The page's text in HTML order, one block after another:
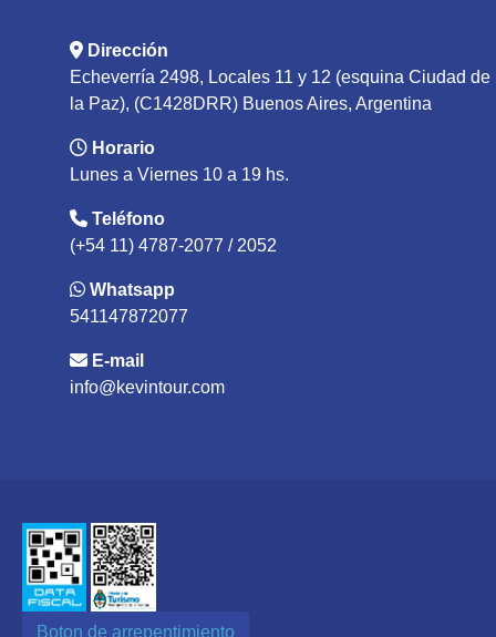
Dirección
Echeverría 2498, Locales 11 y 12 (esquina Ciudad de
la Paz), (C1428DRR) Buenos Aires, Argentina
Horario
Lunes a Viernes 10 a 19 hs.
Teléfono
(+54 11) 4787-2077 / 2052
Whatsapp
541147872077
E-mail
info@kevintour.com
Boton de arrepentimiento